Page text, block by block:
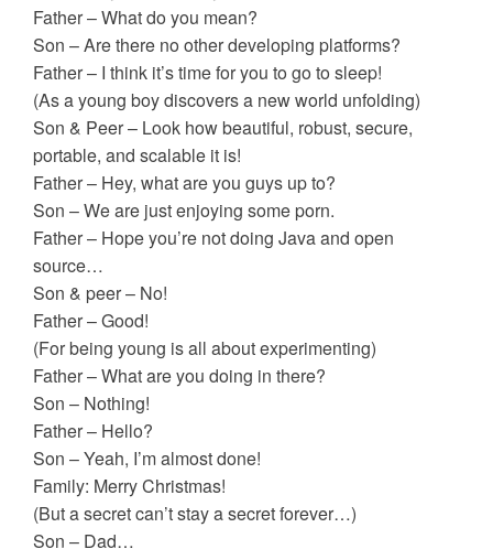
Father – What do you mean?
Son – Are there no other developing platforms?
Father – I think it’s time for you to go to sleep!
(As a young boy discovers a new world unfolding)
Son & Peer – Look how beautiful, robust, secure,
portable, and scalable it is!
Father – Hey, what are you guys up to?
Son – We are just enjoying some porn.
Father – Hope you’re not doing Java and open
source…
Son & peer – No!
Father – Good!
(For being young is all about experimenting)
Father – What are you doing in there?
Son – Nothing!
Father – Hello?
Son – Yeah, I’m almost done!
Family: Merry Christmas!
(But a secret can’t stay a secret forever…)
Son – Dad…